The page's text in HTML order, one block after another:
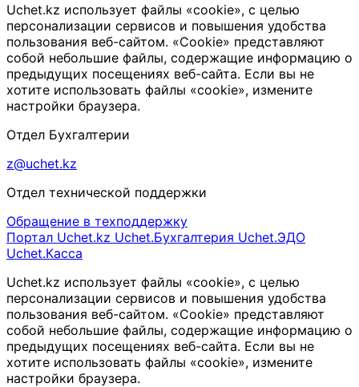
Uchet.kz использует файлы «cookie», с целью
персонализации сервисов и повышения удобства
пользования веб-сайтом. «Cookie» представляют
собой небольшие файлы, содержащие информацию о
предыдущих посещениях веб-сайта. Если вы не
хотите использовать файлы «cookie», измените
настройки браузера.
Отдел Бухгалтерии
z@uchet.kz
Отдел технической поддержки
Обращение в техподдержку
Портал Uchet.kz Uchet.Бухгалтерия Uchet.ЭДО
Uchet.Касса
Uchet.kz использует файлы «cookie», с целью
персонализации сервисов и повышения удобства
пользования веб-сайтом. «Cookie» представляют
собой небольшие файлы, содержащие информацию о
предыдущих посещениях веб-сайта. Если вы не
хотите использовать файлы «cookie», измените
настройки браузера.